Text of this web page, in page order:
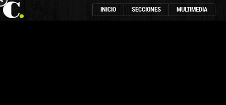
INICIO SECCIONES MULTIMEDIA